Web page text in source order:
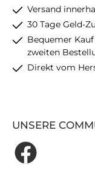
Versand
30 Tage Geld-
Bequemer
zweiten
Direkt vom
UNSERE